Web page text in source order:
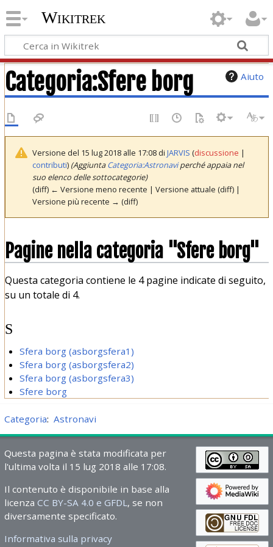
Wikitrek
Aiuto
Categoria:Sfere borg
Versione del 15 lug 2018 alle 17:08 di JARVIS (discussione |
contributi) (AggiuntaCategoria:Astronaviperché appaia nel
suo elenco delle sottocategorie)
(diff) ← Versione meno recente | Versione attuale (diff) |
Versione più recente → (diff)
Pagine nella categoria "Sfere borg"
Questa categoria contiene le 4 pagine indicate di seguito,
su un totale di 4.
S
Sfera borg (asborgsfera1)
Sfera borg (asborgsfera2)
Sfera borg (asborgsfera3)
Sfere borg
Categoria: Astronavi
Questa pagina è stata modificata per
l'ultima volta il 15 lug 2018 alle 17:08.
Il contenuto è disponibile in base alla
licenza CC BY-SA 4.0 e GFDL, se non
diversamente specificato.
Informativa sulla privacy